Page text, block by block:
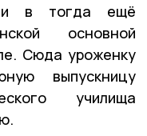
в тогда ещё
основной
Сюда уроженку
выпускницу
училища